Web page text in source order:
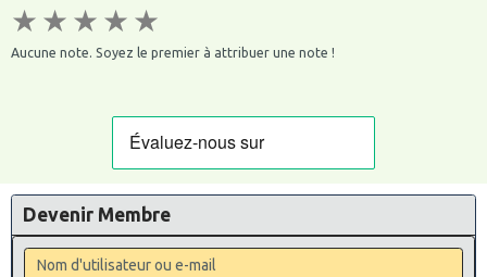
★ ★ ★ ★ ★
Aucune note. Soyez le premier à attribuer une note !
Devenir Membre